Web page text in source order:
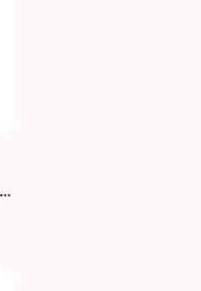
Messeinheiten